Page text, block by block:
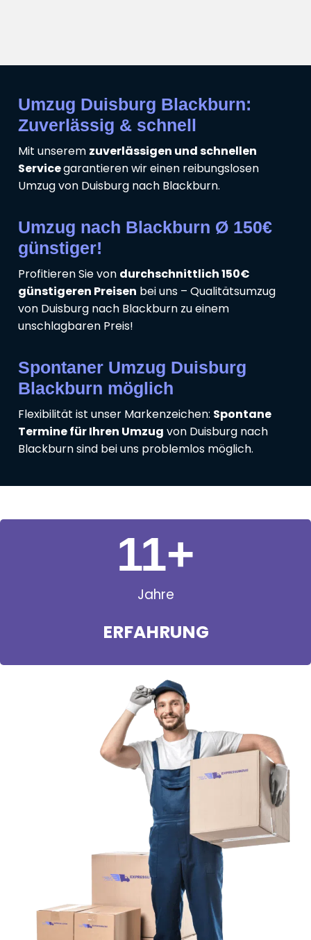
Umzug Duisburg Blackburn:
Zuverlässig & schnell
Mit unserem zuverlässigen und schnellen
Servicegarantieren wir einen reibungslosen
Umzug von Duisburg nach Blackburn.
Umzug nach Blackburn Ø 150€
günstiger!
Profitieren Sie von durchschnittlich 150€
günstigeren Preisen bei uns – Qualitätsumzug
von Duisburg nach Blackburn zu einem
unschlagbaren Preis!
Spontaner Umzug Duisburg
Blackburn möglich
Flexibilität ist unser Markenzeichen: Spontane
Termine für Ihren Umzug von Duisburg nach
Blackburn sind bei uns problemlos möglich.
Jahre
ERFAHRUNG
11+